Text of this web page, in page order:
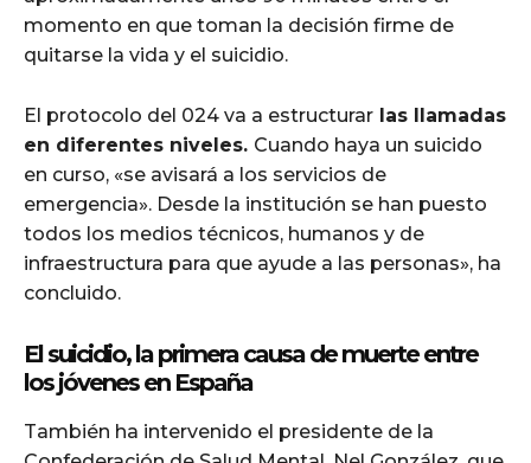
momento en que toman la decisión firme de
quitarse la vida y el suicidio.
El protocolo del 024 va a estructurar las llamadas
en diferentes niveles. Cuando haya un suicido
en curso, «se avisará a los servicios de
emergencia». Desde la institución se han puesto
todos los medios técnicos, humanos y de
infraestructura para que ayude a las personas», ha
concluido.
El suicidio, la primera causa de muerte entre
los jóvenes en España
También ha intervenido el presidente de la